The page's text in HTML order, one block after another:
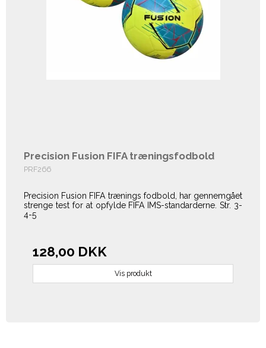
Precision Fusion FIFA træningsfodbold
PRF266
Precision Fusion FIFA trænings fodbold, har gennemgået
strenge test for at opfylde FIFA IMS-standarderne. Str. 3-
4-5
128,00 DKK
Vis produkt